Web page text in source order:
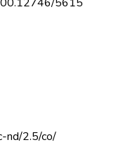
nd/2.5/co/